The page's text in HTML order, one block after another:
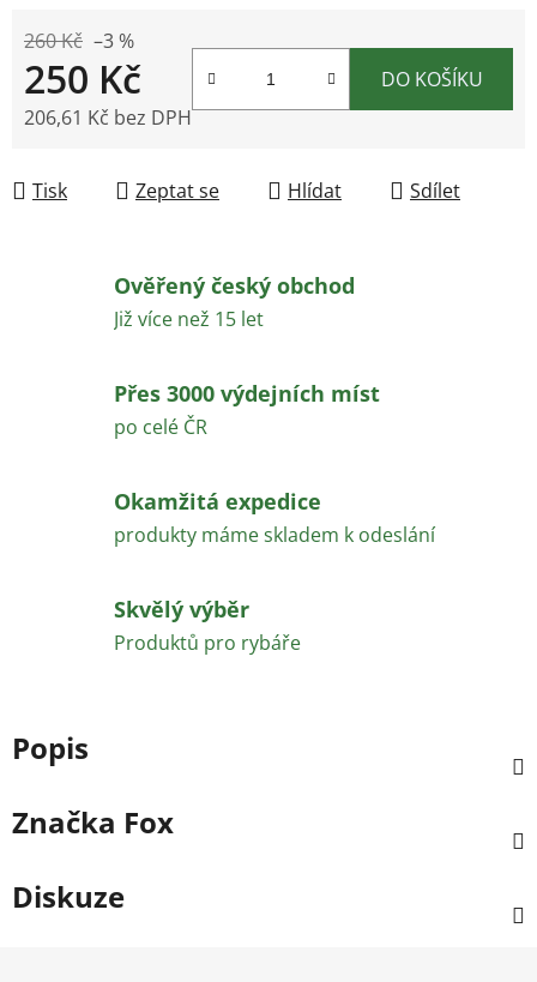
260 Kč –3 %
250 Kč
206,61 Kč bez DPH
DO KOŠÍKU
Tisk Zeptat se Hlídat Sdílet
Ověřený český obchod
Již více než 15 let
Přes 3000 výdejních míst
po celé ČR
Okamžitá expedice
produkty máme skladem k odeslání
Skvělý výběr
Produktů pro rybáře
Popis
Značka Fox
Diskuze